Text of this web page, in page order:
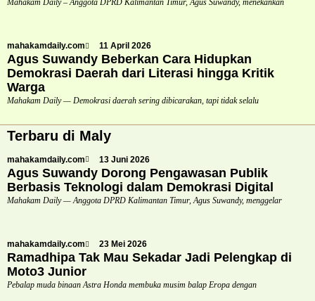
Mahakam Daily – Anggota DPRD Kalimantan Timur, Agus Suwandy, menekankan
mahakamdaily.com 11 April 2026
Agus Suwandy Beberkan Cara Hidupkan
Demokrasi Daerah dari Literasi hingga Kritik
Warga
Mahakam Daily — Demokrasi daerah sering dibicarakan, tapi tidak selalu
Terbaru di Maly
mahakamdaily.com 13 Juni 2026
Agus Suwandy Dorong Pengawasan Publik
Berbasis Teknologi dalam Demokrasi Digital
Mahakam Daily — Anggota DPRD Kalimantan Timur, Agus Suwandy, menggelar
mahakamdaily.com 23 Mei 2026
Ramadhipa Tak Mau Sekadar Jadi Pelengkap di
Moto3 Junior
Pebalap muda binaan Astra Honda membuka musim balap Eropa dengan